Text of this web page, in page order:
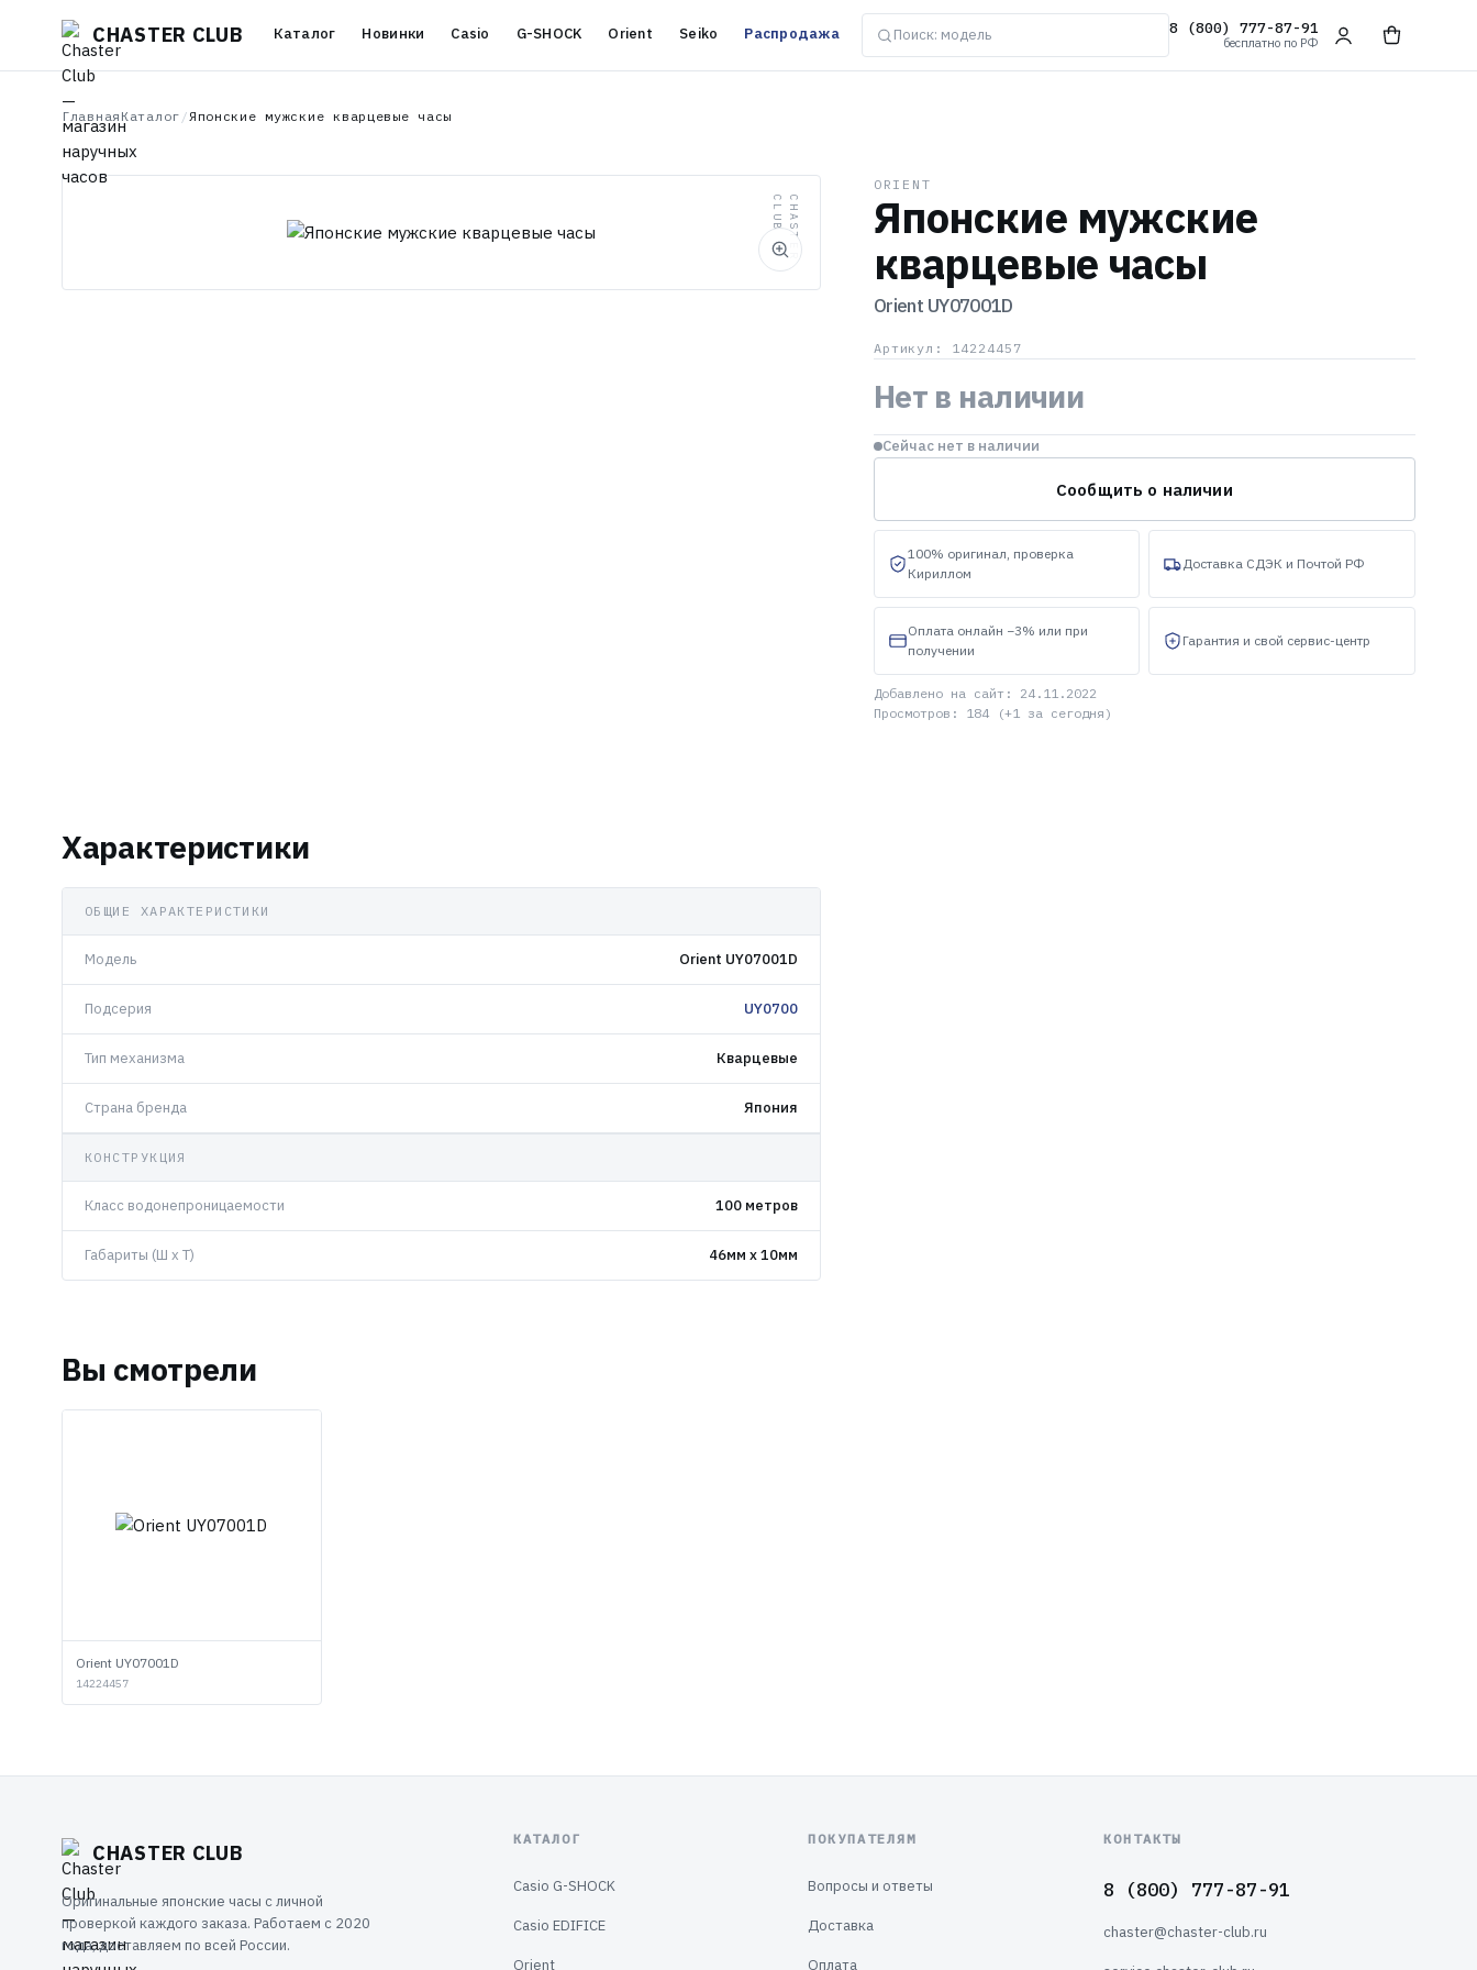
CHASTER CLUB Каталог Новинки Casio G-SHOCK Orient Seiko Распродажа 8 (800) 777-87-91
бесплатно по РФ
Главная Каталог /Японские мужские кварцевые часы
C
H
A
S
T
E
R
C
L
U
B
ORIENT
Японские мужские
кварцевые часы
Orient UY07001D
Артикул: 14224457
Нет в наличии
Сейчас нет в наличии
Сообщить о наличии
100% оригинал, проверка
Кириллом
Доставка СДЭК и Почтой РФ
Оплата онлайн −3% или при
получении
Гарантия и свой сервис-центр
Добавлено на сайт: 24.11.2022
Просмотров: 184 (+1 за сегодня)
Характеристики
ОБЩИЕ ХАРАКТЕРИСТИКИ
Модель Orient UY07001D
Подсерия UY0700
Тип механизма Кварцевые
Страна бренда Япония
КОНСТРУКЦИЯ
Класс водонепроницаемости 100 метров
Габариты (Ш x Т) 46мм x 10мм
Вы смотрели
Orient UY07001D
14224457
CHASTER CLUB
Оригинальные японские часы с личной
проверкой каждого заказа. Работаем с 2020
года, доставляем по всей России.
КАТАЛОГ
Casio G-SHOCK
Casio EDIFICE
Orient
ПОКУПАТЕЛЯМ
Вопросы и ответы
Доставка
Оплата
КОНТАКТЫ
8 (800) 777-87-91
chaster@chaster-club.ru